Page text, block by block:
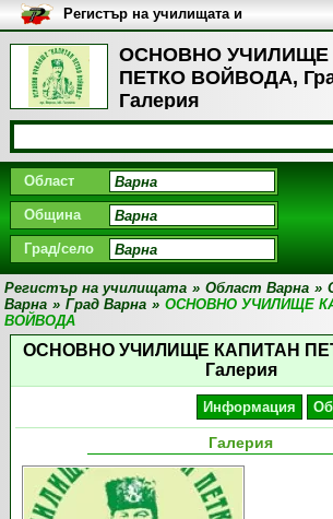
ОСНОВНО УЧИЛИЩЕ
ПЕТКО ВОЙВОДА,
Галерия
Регистър на училищата и
университетите в България
Област
Община
Град/село
Регистър на училищата » Област Варна »
Варна » Град Варна » ОСНОВНО УЧИЛИЩЕ
ВОЙВОДА
ОСНОВНО УЧИЛИЩЕ КАПИТАН
Галерия
Информация
Галерия